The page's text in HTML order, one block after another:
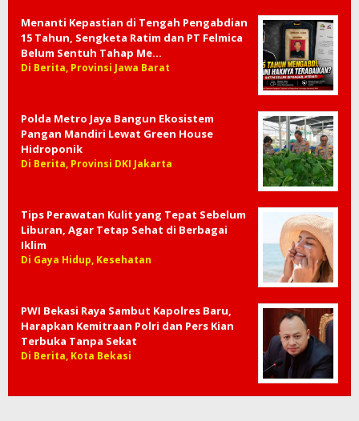
Menanti Kepastian di Tengah Pengabdian
15 Tahun, Sengketa Ratim dan PT Felmica
Belum Sentuh Tahap Me…
Di Berita, Provinsi Jawa Barat
Polda Metro Jaya Bangun Ekosistem
Pangan Mandiri Lewat Green House
Hidroponik
Di Berita, Provinsi DKI Jakarta
Tips Perawatan Kulit yang Tepat Sebelum
Liburan, Agar Tetap Sehat di Berbagai
Iklim
Di Gaya Hidup, Kesehatan
PWI Bekasi Raya Sambut Kapolres Baru,
Harapkan Kemitraan Polri dan Pers Kian
Terbuka Tanpa Sekat
Di Berita, Kota Bekasi